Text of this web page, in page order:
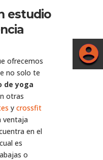
estudio
ofrecemos
no solo te
de yoga
otras
y crossfit
ventaja
en el
es
o